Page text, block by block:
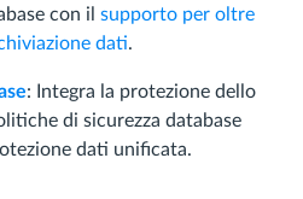
con il supporto per oltre
dati.
: Integra la protezione dello
di sicurezza database
dati unificata.